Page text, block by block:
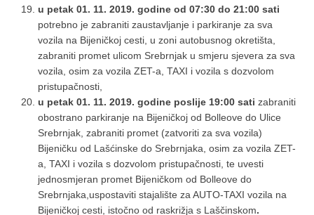
u petak 01. 11. 2019. godine od 07:30 do 21:00 sati
potrebno je zabraniti zaustavljanje i parkiranje za sva
vozila na Bijeničkoj cesti, u zoni autobusnog okretišta,
zabraniti promet ulicom Srebrnjak u smjeru sjevera za sva
vozila, osim za vozila ZET-a, TAXI i vozila s dozvolom
pristupačnosti,
u petak 01. 11. 2019. godine poslije 19:00 sati zabraniti
obostrano parkiranje na Bijeničkoj od Bolleove do Ulice
Srebrnjak, zabraniti promet (zatvoriti za sva vozila)
Bijeničku od Lašćinske do Srebrnjaka, osim za vozila ZET-
a, TAXI i vozila s dozvolom pristupačnosti, te uvesti
jednosmjeran promet Bijeničkom od Bolleove do
Srebrnjaka,uspostaviti stajalište za AUTO-TAXI vozila na
Bijeničkoj cesti, istočno od raskrižja s Laščinskom.